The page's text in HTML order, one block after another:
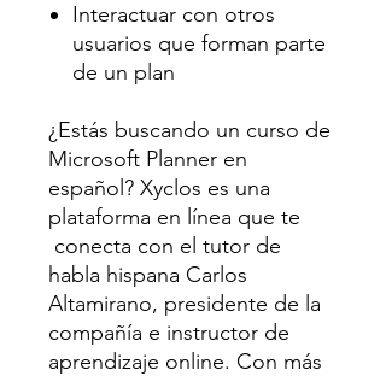
Interactuar con otros
usuarios que forman parte
de un plan
¿Estás buscando un curso de
Microsoft Planner en
español ? Xyclos es una
plataforma en línea que te
conecta con el tutor de
habla hispana Carlos
Altamirano, presidente de la
compañía e instructor de
aprendizaje online. Con más